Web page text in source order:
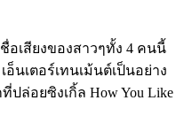
อเสียงของสาวๆทั้ง 4 คนนี้
นเตอร์เทนเม้นต์เป็นอย่าง
ล่อยซิงเกิ้ล How You Like